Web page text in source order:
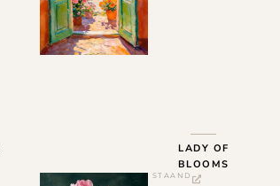
LADY OF
BLOOMS
STAAND